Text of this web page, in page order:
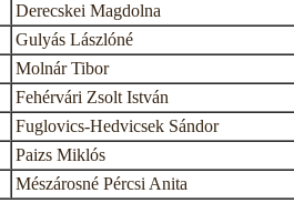
Derecskei Magdolna
Gulyás Lászlóné
Molnár Tibor
Fehérvári Zsolt István
Fuglovics-Hedvicsek Sándor
Paizs Miklós
Mészárosné Pércsi Anita